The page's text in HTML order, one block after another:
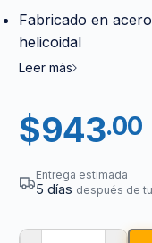
Fabricado en
helicoidal
Leer más
$943.00
Entrega estimada
5 días después de